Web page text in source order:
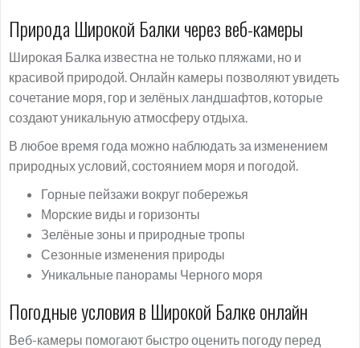
Природа Широкой Балки через веб-камеры
Широкая Балка известна не только пляжами, но и
красивой природой. Онлайн камеры позволяют увидеть
сочетание моря, гор и зелёных ландшафтов, которые
создают уникальную атмосферу отдыха.
В любое время года можно наблюдать за изменением
природных условий, состоянием моря и погодой.
Горные пейзажи вокруг побережья
Морские виды и горизонты
Зелёные зоны и природные тропы
Сезонные изменения природы
Уникальные панорамы Черного моря
Погодные условия в Широкой Балке онлайн
Веб-камеры помогают быстро оценить погоду перед